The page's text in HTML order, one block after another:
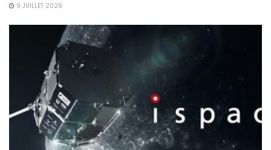
9 JUILLET 2026